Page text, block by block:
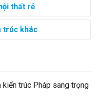
thất rẻ
trúc khác